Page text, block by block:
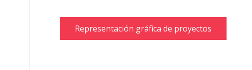
Representación gráfica de proyectos